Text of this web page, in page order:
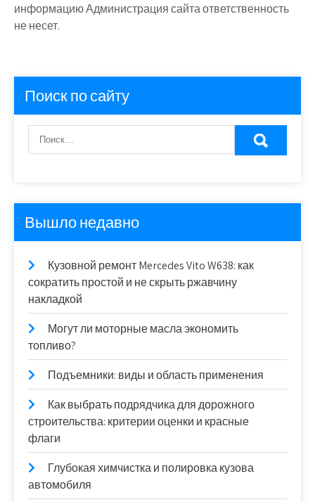
информацию Администрация сайта ответственность
не несет.
Поиск по сайту
Вышло недавно
Кузовной ремонт Mercedes Vito W638: как
сократить простой и не скрыть ржавчину
накладкой
Могут ли моторные масла экономить
топливо?
Подъемники: виды и область применения
Как выбрать подрядчика для дорожного
строительства: критерии оценки и красные
флаги
Глубокая химчистка и полировка кузова
автомобиля